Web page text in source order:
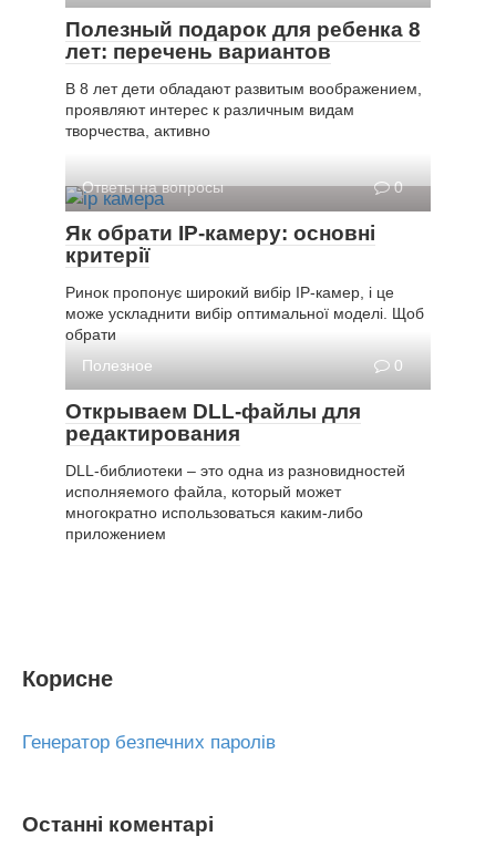
Полезный подарок для ребенка 8
лет: перечень вариантов
В 8 лет дети обладают развитым воображением,
проявляют интерес к различным видам
творчества, активно
Ответы на вопросы 0
Як обрати IP-камеру: основні
критерії
Ринок пропонує широкий вибір IP-камер, і це
може ускладнити вибір оптимальної моделі. Щоб
обрати
Полезное
0
Открываем DLL-файлы для
редактирования
DLL-библиотеки – это одна из разновидностей
исполняемого файла, который может
многократно использоваться каким-либо
приложением
Корисне
Генератор безпечних паролів
Останні коментарі